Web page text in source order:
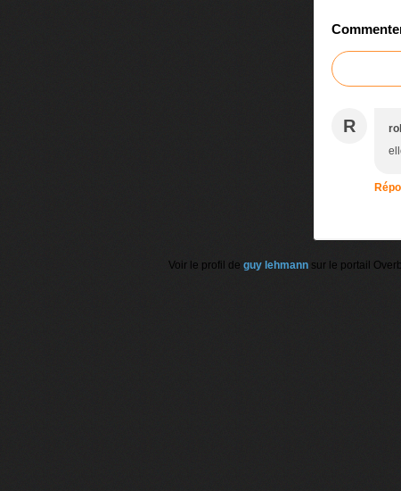
R
Voir le profil de guy lehmann sur le portail